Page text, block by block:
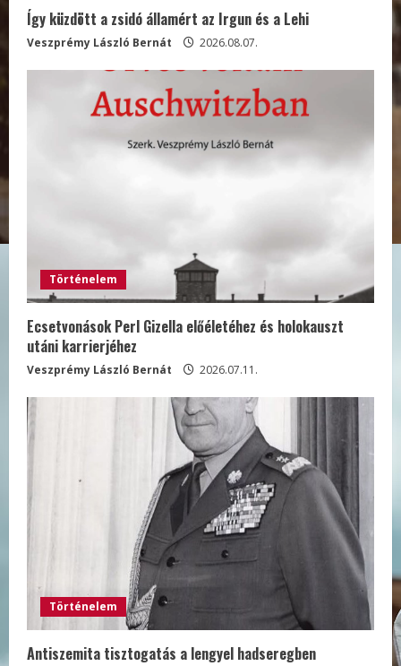
Így küzdött a zsidó államért az Irgun és a Lehi
Veszprémy László Bernát 2026.08.07.
Történelem
Ecsetvonások Perl Gizella előéletéhez és holokauszt
utáni karrierjéhez
Veszprémy László Bernát 2026.07.11.
Történelem
Antiszemita tisztogatás a lengyel hadseregben